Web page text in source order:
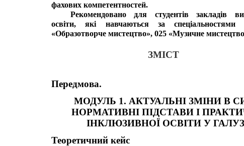
фахових компетентностей.
Рекомендовано для студентів закладів
освіти, які навчаються за спеціальностями
«Образотворче мистецтво», 025 «Музичне
ЗМІСТ
Передмова.
МОДУЛЬ 1. АКТУАЛЬНІ ЗМІНИ В
НОРМАТИВНІ ПІДСТАВИ І
ІНКЛЮЗИВНОЇ ОСВІТИ У
Теоретичний кейс